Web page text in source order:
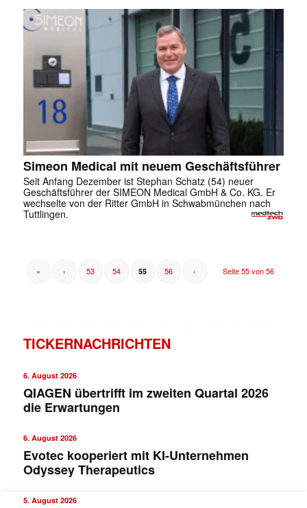
Simeon Medical mit neuem Geschäftsführer
Seit Anfang Dezember ist Stephan Schatz (54) neuer
Geschäftsführer der SIMEON Medical GmbH & Co. KG. Er
wechselte von der Ritter GmbH in Schwabmünchen nach
Tuttlingen.
Seite 55 von 56
« ‹ 53 54 55 56 ›
TICKERNACHRICHTEN
6. August 2026
QIAGEN übertrifft im zweiten Quartal 2026
die Erwartungen
6. August 2026
Evotec kooperiert mit KI-Unternehmen
Odyssey Therapeutics
5. August 2026